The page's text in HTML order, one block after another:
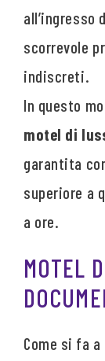
all’ingresso
scorrevole
indiscreti.
In questo
motel di
garantita
superiore a
a ore.
MOTEL
Come si fa